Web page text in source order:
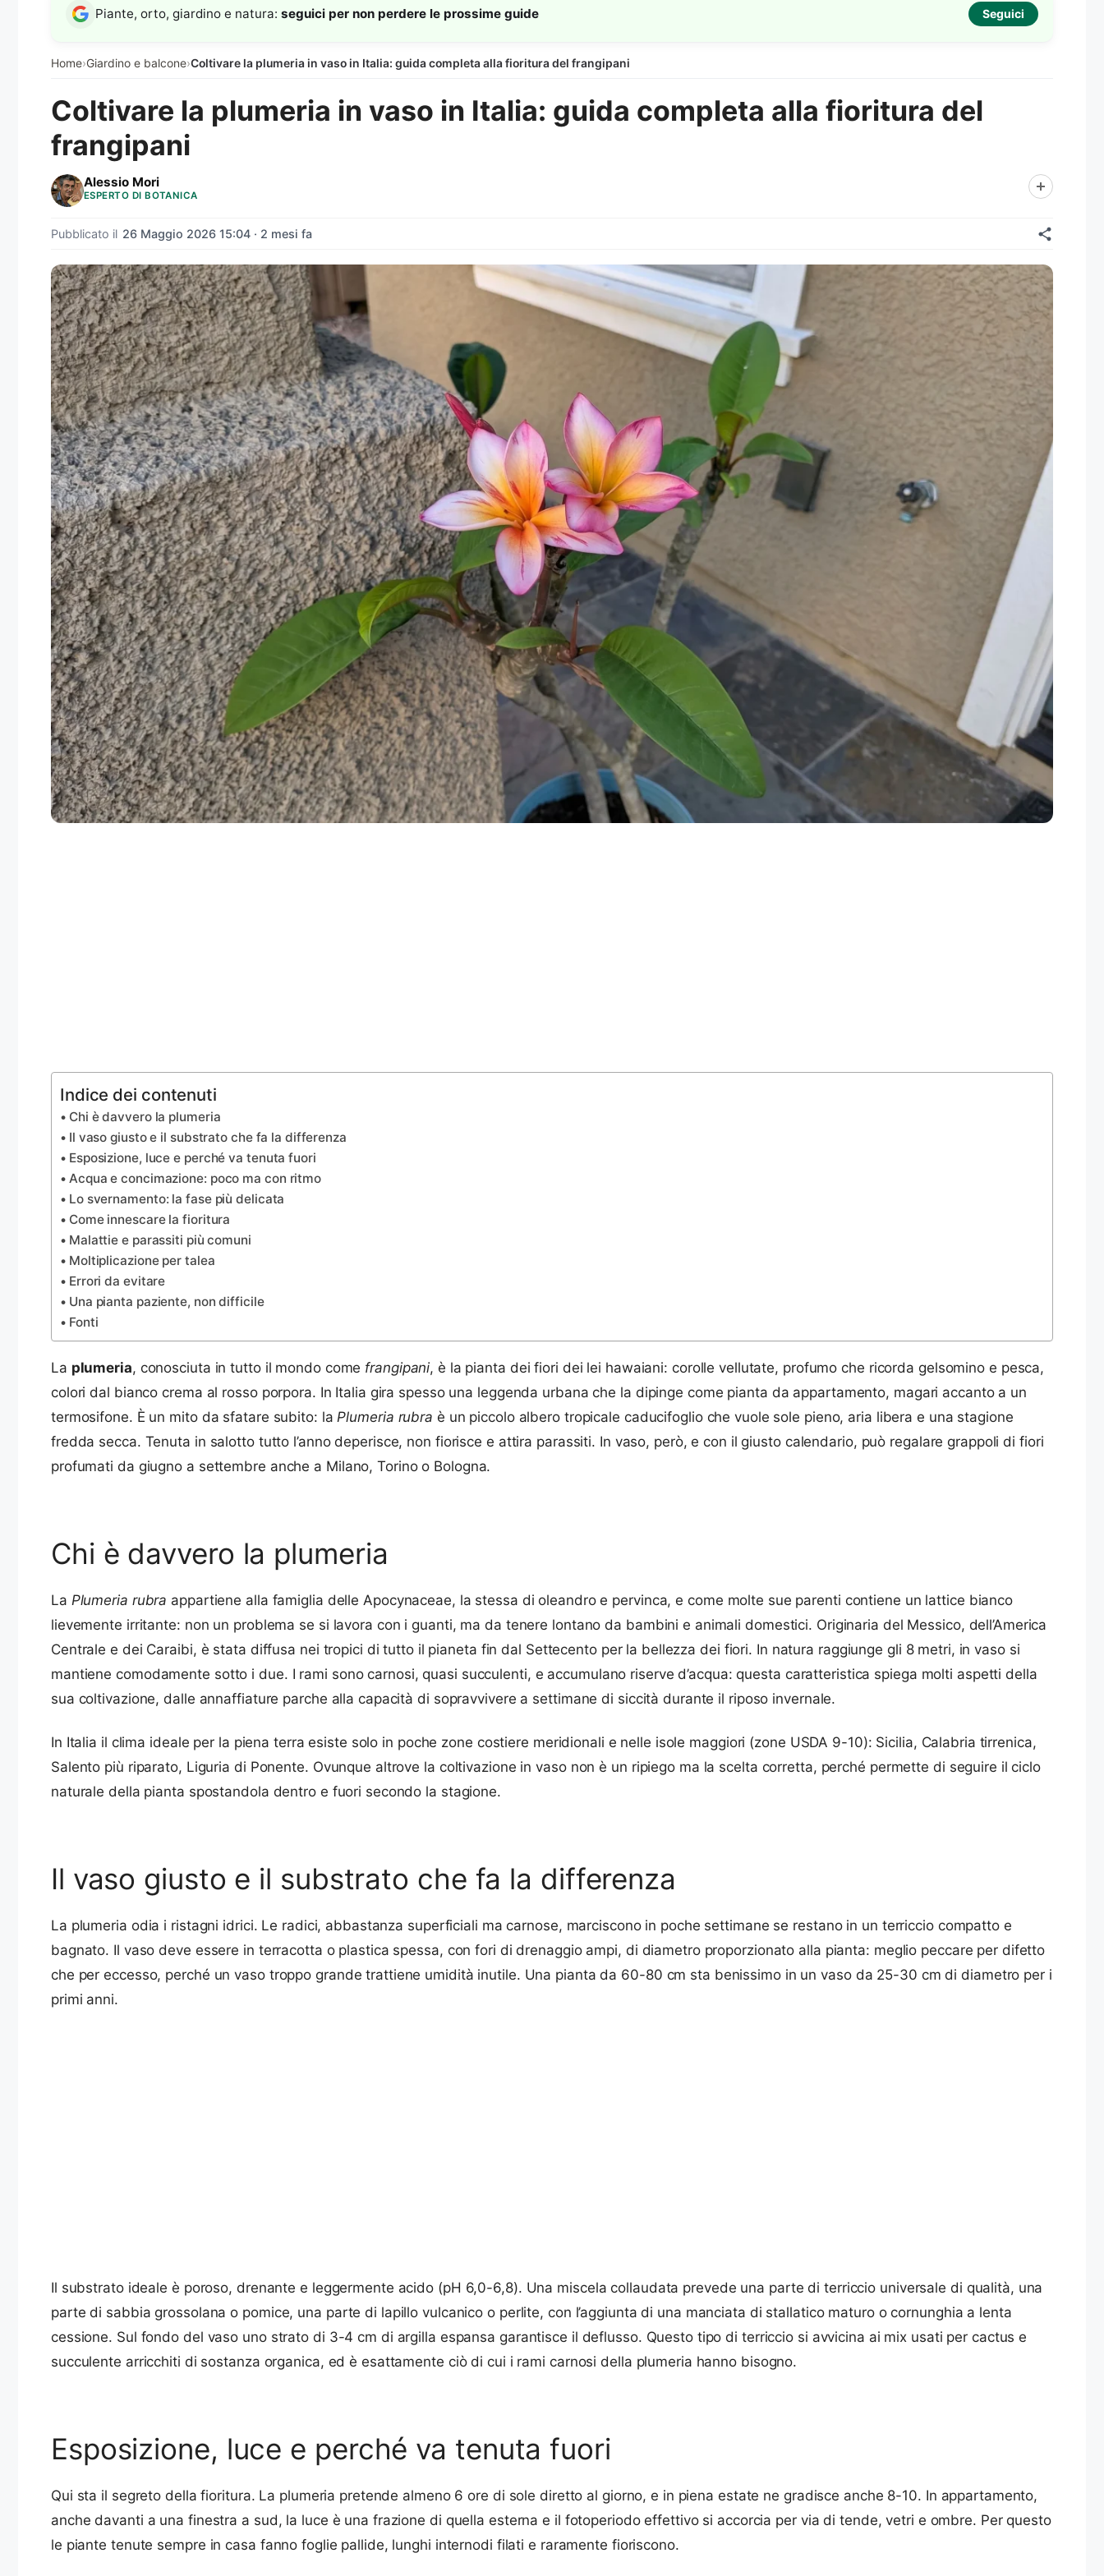
Home›Giardino e balcone›Coltivare la plumeria in vaso in Italia: guida completa alla fioritura del frangipani
Piante, orto, giardino e natura: seguici per non perdere le prossime guide Seguici
Coltivare la plumeria in vaso in Italia: guida completa alla fioritura del
frangipani
Alessio Mori
ESPERTO DI BOTANICA
Pubblicato il 26 Maggio 2026 15:04 · 2 mesi fa
Indice dei contenuti
Chi è davvero la plumeria
Il vaso giusto e il substrato che fa la differenza
Esposizione, luce e perché va tenuta fuori
Acqua e concimazione: poco ma con ritmo
Lo svernamento: la fase più delicata
Come innescare la fioritura
Malattie e parassiti più comuni
Moltiplicazione per talea
Errori da evitare
Una pianta paziente, non difficile
Fonti
La plumeria, conosciuta in tutto il mondo come frangipani, è la pianta dei fiori dei lei hawaiani: corolle vellutate, profumo che ricorda gelsomino e pesca,
colori dal bianco crema al rosso porpora. In Italia gira spesso una leggenda urbana che la dipinge come pianta da appartamento, magari accanto a un
termosifone. È un mito da sfatare subito: laPlumeria rubra è un piccolo albero tropicale caducifoglio che vuole sole pieno, aria libera e una stagione
fredda secca. Tenuta in salotto tutto l’anno deperisce, non fiorisce e attira parassiti. In vaso, però, e con il giusto calendario, può regalare grappoli di fiori
profumati da giugno a settembre anche a Milano, Torino o Bologna.
Chi è davvero la plumeria
La Plumeria rubra appartiene alla famiglia delle Apocynaceae, la stessa di oleandro e pervinca, e come molte sue parenti contiene un lattice bianco
lievemente irritante: non un problema se si lavora con i guanti, ma da tenere lontano da bambini e animali domestici. Originaria del Messico, dell’America
Centrale e dei Caraibi, è stata diffusa nei tropici di tutto il pianeta fin dal Settecento per la bellezza dei fiori. In natura raggiunge gli 8 metri, in vaso si
mantiene comodamente sotto i due. I rami sono carnosi, quasi succulenti, e accumulano riserve d’acqua: questa caratteristica spiega molti aspetti della
sua coltivazione, dalle annaffiature parche alla capacità di sopravvivere a settimane di siccità durante il riposo invernale.
In Italia il clima ideale per la piena terra esiste solo in poche zone costiere meridionali e nelle isole maggiori (zone USDA 9-10): Sicilia, Calabria tirrenica,
Salento più riparato, Liguria di Ponente. Ovunque altrove la coltivazione in vaso non è un ripiego ma la scelta corretta, perché permette di seguire il ciclo
naturale della pianta spostandola dentro e fuori secondo la stagione.
Il vaso giusto e il substrato che fa la differenza
La plumeria odia i ristagni idrici. Le radici, abbastanza superficiali ma carnose, marciscono in poche settimane se restano in un terriccio compatto e
bagnato. Il vaso deve essere in terracotta o plastica spessa, con fori di drenaggio ampi, di diametro proporzionato alla pianta: meglio peccare per difetto
che per eccesso, perché un vaso troppo grande trattiene umidità inutile. Una pianta da 60-80 cm sta benissimo in un vaso da 25-30 cm di diametro per i
primi anni.
Il substrato ideale è poroso, drenante e leggermente acido (pH 6,0-6,8). Una miscela collaudata prevede una parte di terriccio universale di qualità, una
parte di sabbia grossolana o pomice, una parte di lapillo vulcanico o perlite, con l’aggiunta di una manciata di stallatico maturo o cornunghia a lenta
cessione. Sul fondo del vaso uno strato di 3-4 cm di argilla espansa garantisce il deflusso. Questo tipo di terriccio si avvicina ai mix usati per cactus e
succulente arricchiti di sostanza organica, ed è esattamente ciò di cui i rami carnosi della plumeria hanno bisogno.
Esposizione, luce e perché va tenuta fuori
Qui sta il segreto della fioritura. La plumeria pretende almeno 6 ore di sole diretto al giorno, e in piena estate ne gradisce anche 8-10. In appartamento,
anche davanti a una finestra a sud, la luce è una frazione di quella esterna e il fotoperiodo effettivo si accorcia per via di tende, vetri e ombre. Per questo
le piante tenute sempre in casa fanno foglie pallide, lunghi internodi filati e raramente fioriscono.